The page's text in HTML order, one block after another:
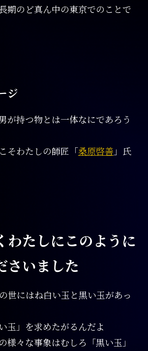
期のど真ん中の東京でのことで
ジ
が持つ物とは一体なにであろう
そわたしの師匠「桑原啓善 」氏
わたしにこのように
さいました
世にはね白い玉と黒い玉があっ
玉」を求めたがるんだよ
様々な事象はむしろ「黒い玉」